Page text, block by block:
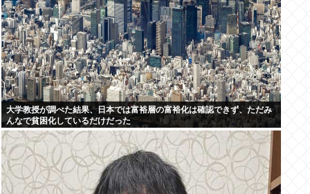
大学教授が調べた結果、日本では富裕層の富裕化は確認できず、ただみ
んなで貧困化しているだけだった